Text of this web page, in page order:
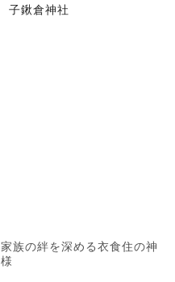
子鍬倉神社
家族の絆を深める衣食住の神
様